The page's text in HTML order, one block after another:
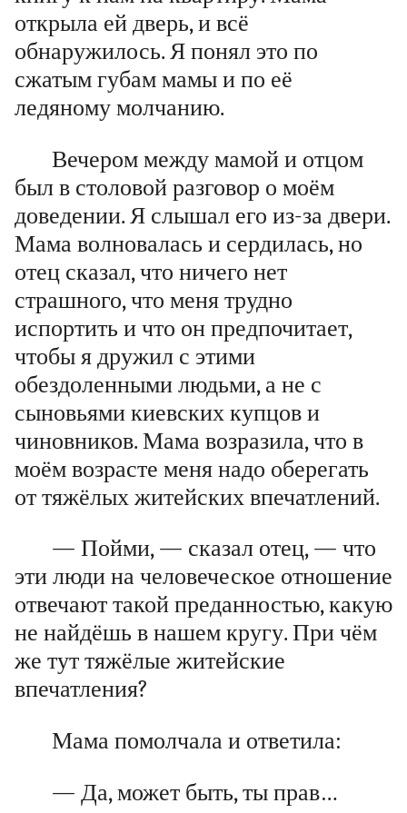
открыла ей дверь, и всё
обнаружилось. Я понял это по
сжатым губам мамы и по её
ледяному молчанию.
Вечером между мамой и отцом
был в столовой разговор о моём
доведении. Я слышал его из-за двери.
Мама волновалась и сердилась, но
отец сказал, что ничего нет
страшного, что меня трудно
испортить и что он предпочитает,
чтобы я дружил с этими
обездоленными людьми, а не с
сыновьями киевских купцов и
чиновников. Мама возразила, что в
моём возрасте меня надо оберегать
от тяжёлых житейских впечатлений.
— Пойми, — сказал отец, — что
эти люди на человеческое отношение
отвечают такой преданностью, какую
не найдёшь в нашем кругу. При чём
же тут тяжёлые житейские
впечатления?
Мама помолчала и ответила:
— Да, может быть, ты прав…